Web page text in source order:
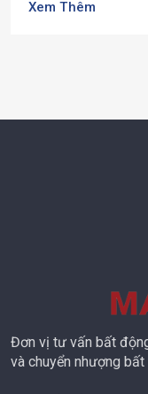
Xem Thêm
Đơn vị tư vấn bất
và chuyển nhượng